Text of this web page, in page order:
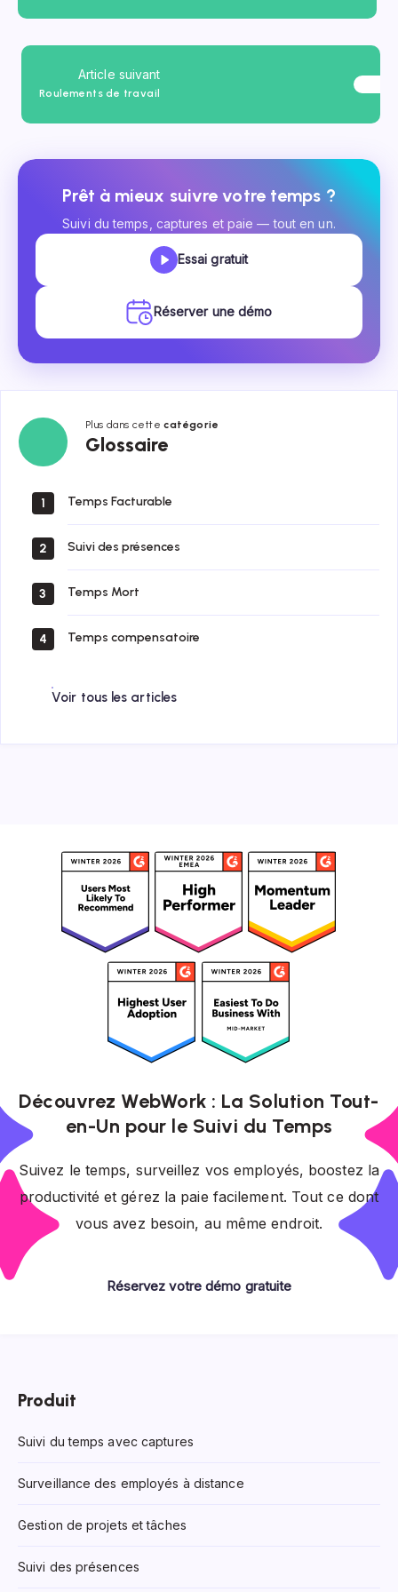
Article suivant
Roulements de travail
Prêt à mieux suivre votre temps ?
Suivi du temps, captures et paie — tout en un.
Essai gratuit
Réserver une démo
Plus dans cettecatégorie
Glossaire
Glossaire
1 Temps Facturable
2 Suivi des présences
3 Temps Mort
4 Temps compensatoire
Voir tous les articles
Découvrez WebWork : La Solution Tout-
en-Un pour le Suivi du Temps
Suivez le temps, surveillez vos employés, boostez la
productivité et gérez la paie facilement. Tout ce dont
vous avez besoin, au même endroit.
Réservez votre démo gratuite
Produit
Suivi du temps avec captures
Surveillance des employés à distance
Gestion de projets et tâches
Suivi des présences